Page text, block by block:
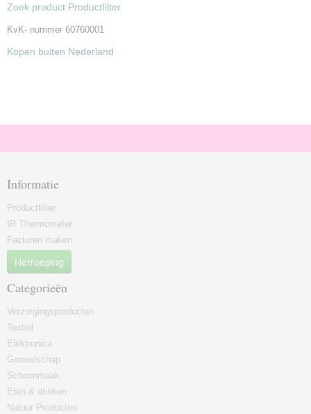
Zoek product Productfilter
KvK- nummer 60760001
Kopen buiten Nederland
Informatie
Productfilter
IR Thermometer
Facturen maken
Herroeping
Categorieën
Verzorgingsproducten
Textiel
Elektronica
Gereedschap
Schoonmaak
Eten & drinken
Natuur Producten